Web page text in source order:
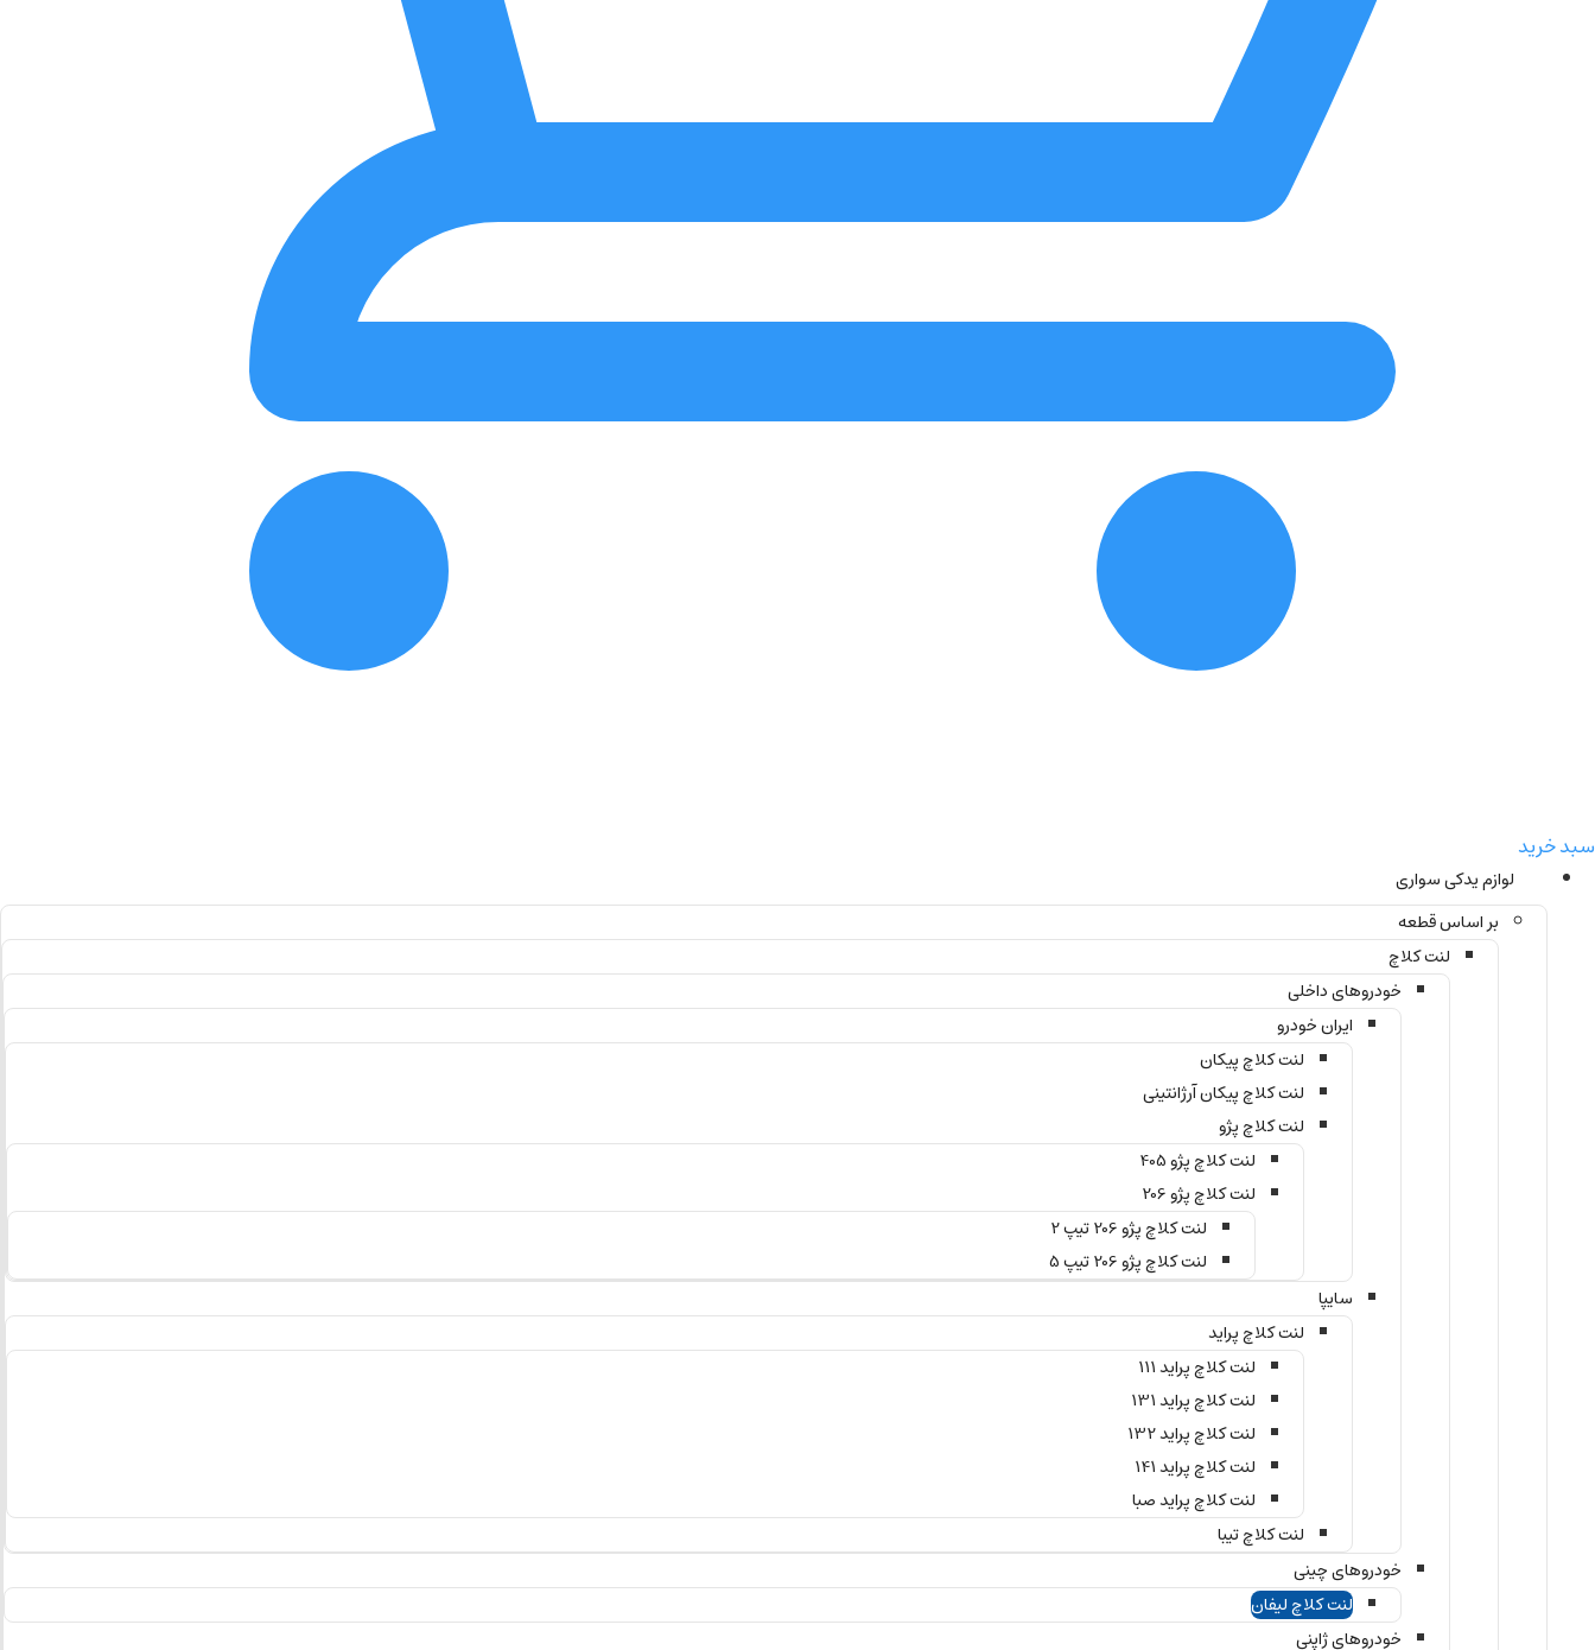
سبد خرید
لوازم یدکی سواری
بر اساس قطعه
لنت کلاچ
خودروهای داخلی
ایران خودرو
لنت کلاچ پیکان
لنت کلاچ پیکان آرژانتینی
لنت کلاچ پژو
لنت کلاچ پژو 405
لنت کلاچ پژو 206
لنت کلاچ پژو 206 تیپ 2
لنت کلاچ پژو 206 تیپ 5
سایپا
لنت کلاچ پراید
لنت کلاچ پراید 111
لنت کلاچ پراید 131
لنت کلاچ پراید 132
لنت کلاچ پراید 141
لنت کلاچ پراید صبا
لنت کلاچ تیبا
خودروهای چینی
لنت کلاچ لیفان
خودروهای ژاپنی